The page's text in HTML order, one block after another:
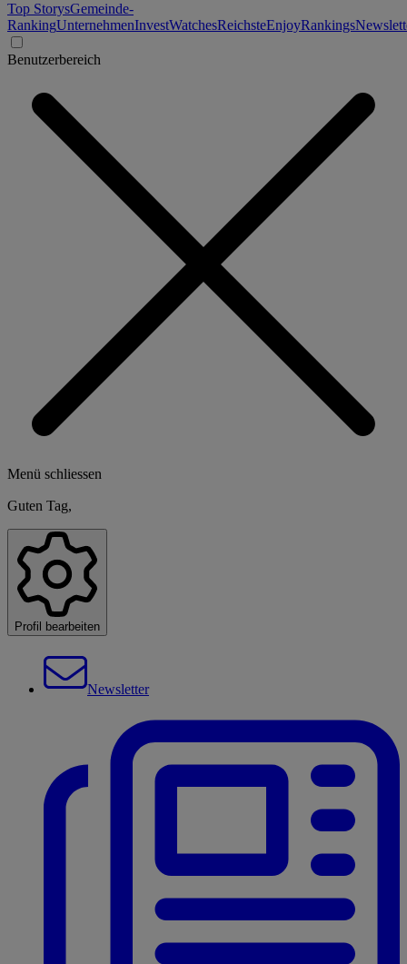
Top StorysGemeinde-
RankingUnternehmenInvestWatchesReichsteEnjoyRankings
Benutzerbereich
Menü schliessen
Guten Tag,
Profil bearbeiten
Newsletter